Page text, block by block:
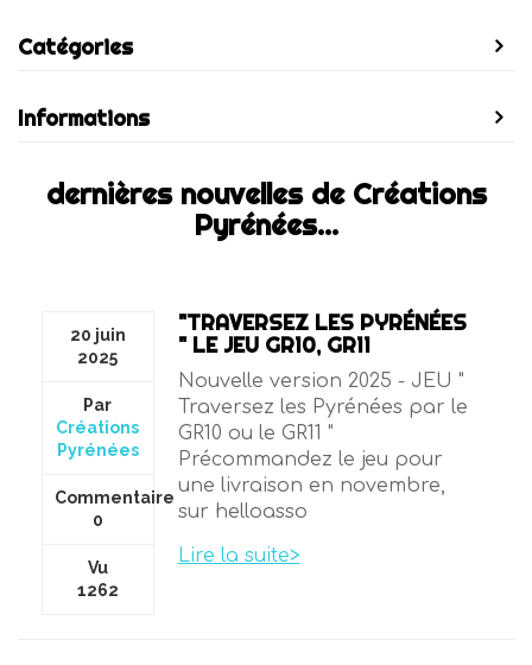
Catégories
Informations
dernières nouvelles de Créations
Pyrénées...
20 juin
2025
Par
Créations
Pyrénées
Commentaire
0
Vu
1262
"TRAVERSEZ LES PYRÉNÉES
" LE JEU GR10, GR11
Nouvelle version 2025 - JEU "
Traversez les Pyrénées par le
GR10 ou le GR11 "
Précommandez le jeu pour
une livraison en novembre,
sur helloasso
Lire la suite>